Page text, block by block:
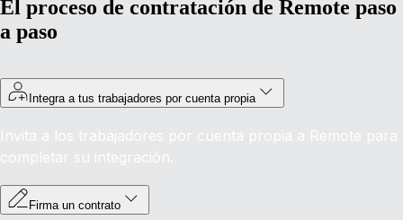
El proceso de contratación de Remote paso
a paso
Integra a tus trabajadores por cuenta propia
Invita a los trabajadores por cuenta propia a Remote para
completar su integración.
Firma un contrato